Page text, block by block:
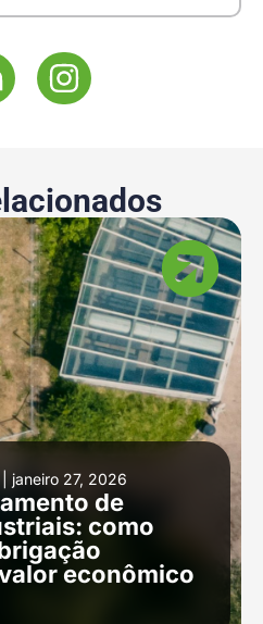
janeiro 27, 2026
de
como
econômico